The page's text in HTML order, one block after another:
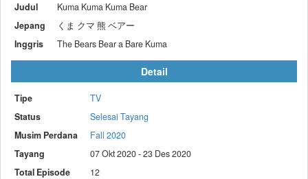
Judul
Kuma Kuma Kuma Bear
Jepang
くま クマ 熊 ベアー
Inggris
The Bears Bear a Bare Kuma
Detail
Tipe
TV
Status
Selesai Tayang
Musim Perdana
Fall 2020
Tayang
07 Okt 2020 - 23 Des 2020
Total Episode
12